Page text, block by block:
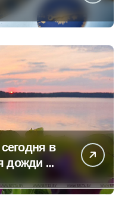
в
дожди и